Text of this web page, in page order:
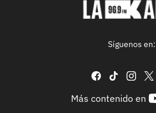
Síguenos en:
facebook
tiktok
Más contenido en